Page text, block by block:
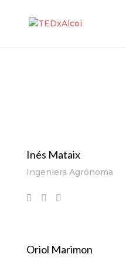
Inés Mataix
Ingeniera Agrónoma
Oriol Marimon